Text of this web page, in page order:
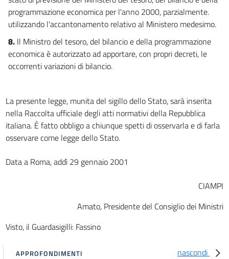
programmazione economica per l'anno 2000, parzialmente.
utilizzando l'accantonamento relativo al Ministero medesimo.
8. Il Ministro del tesoro, del bilancio e della programmazione
economica è autorizzato ad apportare, con propri decreti, le
occorrenti variazioni di bilancio.
La presente legge, munita del sigillo dello Stato, sarà inserita
nella Raccolta ufficiale degli atti normativi della Repubblica
italiana. È fatto obbligo a chiunque spetti di osservarla e di farla
osservare come legge dello Stato.
Data a Roma, addì 29 gennaio 2001
CIAMPI
Amato, Presidente del Consiglio dei Ministri
Visto, il Guardasigilli: Fassino
nascondi
APPROFONDIMENTI